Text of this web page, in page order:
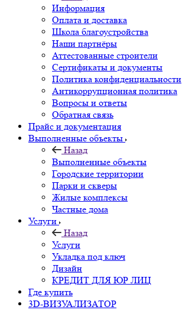
Информация
Оплата и доставка
Школа благоустройства
Наши партнёры
Аттестованные строители
Сертификаты и документы
Политика конфиденциальности
Антикоррупционная политика
Вопросы и ответы
Обратная связь
Прайс и документация
Выполненные объекты
Назад
Выполненные объекты
Городские территории
Парки и скверы
Жилые комплексы
Частные дома
Услуги
Назад
Услуги
Укладка под ключ
Дизайн
КРЕДИТ ДЛЯ ЮР ЛИЦ
Где купить
3D-ВИЗУАЛИЗАТОР